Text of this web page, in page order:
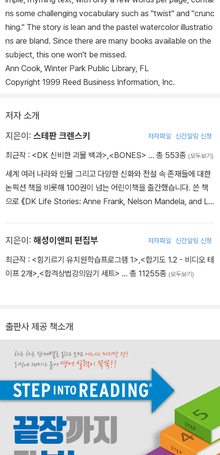
ns some challenging vocabulary such as "twist" and "crunc
hing." The story is lean and the pastel watercolor illustratio
ns are bland. Since there are many books available on the
subject, this one won't be missed.
Ann Cook, Winter Park Public Library, FL
Copyright 1999 Reed Business Information, Inc.
저자 소개
지은이: 스테판 크렌스키 저자파일 신간알림 신청
최근작 : <DK 신비한 괴물 백과>,<BONES> … 총 553종 (모두보기)
세계 여러 나라와 인물 그리고 다양한 신화와 전설 속 존재들에 대한
논픽션 책을 비롯해 100권이 넘는 어린이책을 출간했습니다. 쓴 책
으로 《DK Life Stories: Anne Frank, Nelson Mandela, and Le
지은이: 해성이앤피 편집부 저자파일 신간알림 신청
최근작 : <힘기르기 유치원학습프로그램 1>,<합기도 1.2 - 비디오 테
이프 2개>,<합격상법강의암기 세트> … 총 11255종 (모두보기)
출판사 제공 책소개